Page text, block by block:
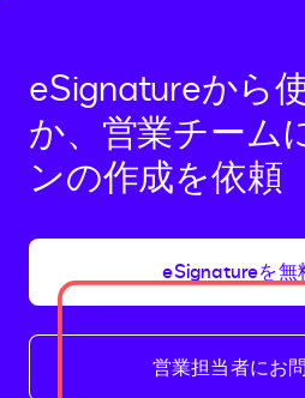
に
コ
ー
eSignatureから
か、営業チーム
ンの作成を依頼
eSignatureを無
営業担当者にお